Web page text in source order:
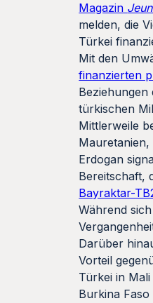
Magazin
melden, die
Türkei
Mit den
finanzierten
türkischen
Mittlerweile
Mauretanien,
Erdogan
Bereitschaft,
Bayraktar-
Während
Darüber
Vorteil
Türkei in
Burkina